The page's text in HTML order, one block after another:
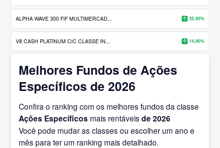
ALPHA WAVE 300 FIF MULTIMERCAD... 35,90%
V8 CASH PLATINUM CIC CLASSE IN... 14,90%
Melhores Fundos de Ações
Específicos de 2026
Confira o ranking com os melhores fundos da classe
Ações Específicos mais rentáveisde 2026
Você pode mudar as classes ou escolher um ano e
mês para ter um ranking mais detalhado.